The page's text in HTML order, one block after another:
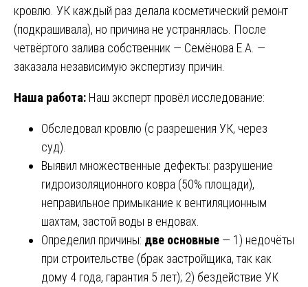
кровлю. УК каждый раз делала косметический ремонт
(подкрашивала), но причина не устранялась. После
четвёртого залива собственник — Семёнова Е.А. —
заказала независимую экспертизу причин.
Наша работа: Наш эксперт провёл исследование:
Обследовал кровлю (с разрешения УК, через
суд).
Выявил множественные дефекты: разрушение
гидроизоляционного ковра (50% площади),
неправильное примыкание к вентиляционным
шахтам, застой воды в ендовах.
Определил причины: две основные — 1) недочёты
при строительстве (брак застройщика, так как
дому 4 года, гарантия 5 лет); 2) бездействие УК